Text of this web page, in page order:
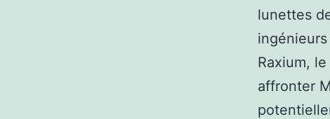
lunettes
Raxium,
affronter